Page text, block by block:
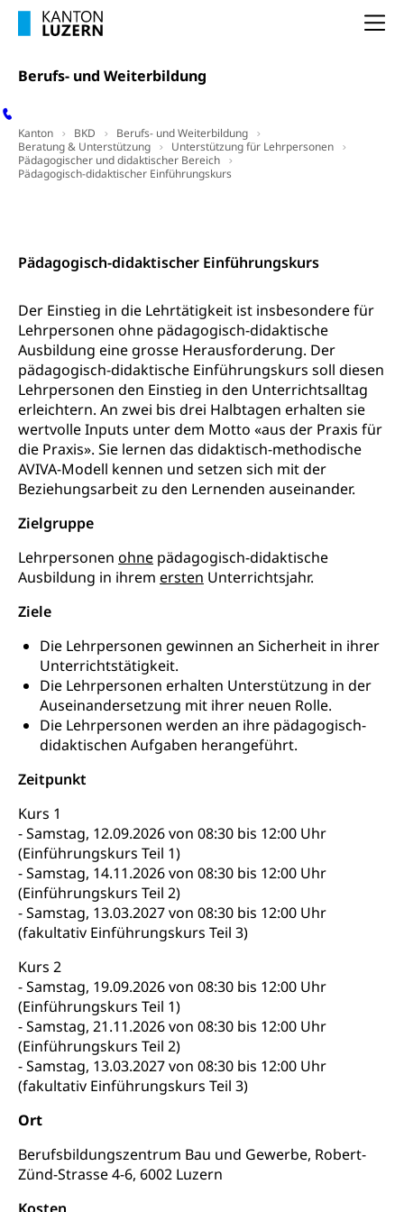
Berufs- und Weiterbildung
Kanton BKD
Berufs- und Weiterbildung
Beratung & Unterstützung
Unterstützung für Lehrpersonen
Pädagogischer und didaktischer Bereich
Pädagogisch-didaktischer Einführungskurs
Pädagogisch-didaktischer Einführungskurs
Der Einstieg in die Lehrtätigkeit ist insbesondere für
Lehrpersonen ohne pädagogisch-didaktische
Ausbildung eine grosse Herausforderung. Der
pädagogisch-didaktische Einführungskurs soll diesen
Lehrpersonen den Einstieg in den Unterrichtsalltag
erleichtern. An zwei bis drei Halbtagen erhalten sie
wertvolle Inputs unter dem Motto «aus der Praxis für
die Praxis». Sie lernen das didaktisch-methodische
AVIVA-Modell kennen und setzen sich mit der
Beziehungsarbeit zu den Lernenden auseinander.
Zielgruppe
Lehrpersonen ohne pädagogisch-didaktische
Ausbildung in ihrem ersten Unterrichtsjahr.
Ziele
Die Lehrpersonen gewinnen an Sicherheit in ihrer
Unterrichtstätigkeit.
Die Lehrpersonen erhalten Unterstützung in der
Auseinandersetzung mit ihrer neuen Rolle.
Die Lehrpersonen werden an ihre pädagogisch-
didaktischen Aufgaben herangeführt.
Zeitpunkt
Kurs 1
- Samstag, 12.09.2026 von 08:30 bis 12:00 Uhr
(Einführungskurs Teil 1)
- Samstag, 14.11.2026 von 08:30 bis 12:00 Uhr
(Einführungskurs Teil 2)
- Samstag, 13.03.2027 von 08:30 bis 12:00 Uhr
(fakultativ Einführungskurs Teil 3)
Kurs 2
- Samstag, 19.09.2026 von 08:30 bis 12:00 Uhr
(Einführungskurs Teil 1)
- Samstag, 21.11.2026 von 08:30 bis 12:00 Uhr
(Einführungskurs Teil 2)
- Samstag, 13.03.2027 von 08:30 bis 12:00 Uhr
(fakultativ Einführungskurs Teil 3)
Ort
Berufsbildungszentrum Bau und Gewerbe, Robert-
Zünd-Strasse 4-6, 6002 Luzern
Informatikmittelschule
FMS und Vollzeitschulen mit BM
Schulpflicht
Förderangebote
Sonderschulung
Früherziehung
Betreuungsangebote
Schulliste
Heilpädagogische Schulen
Freiwilliger Schulsport
Studienbeihilfe, Stipendien, Ausbildungsdarlehen
Finanzielle Unterstützung für Ausbildung
Fachstelle Stipendien (beruf.lu.ch)
Studienbeiträge Höhere Berufsbildung
Technische Hochschule, Studium,
Hochschulbildung, Hochschule, universitäre
Hochschule, Bachelor, Master, Doktorat,
Weiterbildung, Forschung, Entwicklung,
Dienstleistungen, Hochschule Luzern,
Hochschulen)
Universität Luzern
Fachstelle Hochschulbildung
Kindergarten, Kinderkrippe, Krippe, Kinderhort,
Kindertagesstätte, Spielgruppe, Tagesmutter,
Freiwilliges Kindergarten Jahr
Kinderbetreuung
Freiwilliges Kindergarten Jahr
Frühe Sprachförderung
Kindergarten & Basisstufe
Gesundheit und Soziales
Konsumentenschutz
Preisüberwachung, Preisüberwacher,
regionale Erschöpfung, nationale Erschöpfung,
internationale Erschöpfung, Preisabsprache, Kartell,
Verbraucherschutz
Krankenversicherung
Unfallversicherung, Berufsunfallversicherung,
Krankheit, Unfall, Prämienverbilligung,
Krankenkasse
Krankenversicherung (WAS Luzern)
Kranken- und Unfallversicherung
Lebensmittelsicherheit
sichere Lebensmittel, Lebensmittelkontrolle,
Lebensmittelhygiene, Produktesicherheit
Trinkwasser
Lebensmittel
Prävention
Gesundheitsvorsorge, Wellness, Unfallverhütung,
Suchtprävention, Alkoholprävention,
Tabakprävention, Primärprävention,
Sekundärprävention, Tertiärprävention
Darmkrebsvorsorge
Kantonales Tabakpräventionsprogramm
Gesundheitsförderung
Prävention (Polizei)
Suchtprävention
Gesundheitsversorgung
Soziale Sicherheit
Sozialversicherungen, Sozialpolitik,
Arbeitslosenversicherung,
Mutterschaftsversicherung, Krankenversicherung,
Unfallversicherung, Invalidenversicherung,
Sozialhilfe
Kranken- und Unfallversicherung
Existenzsicherung - Sozialhilfe
Sucht und Drogen
Drogenabhängigkeit, Drogensucht,
Medikamentenabhängigkeit,
Arzneimittelabhängigkeit, Suchtkrankheit,
Drogenabhängige, Drogensüchtige,
Betäubungsmittel, Suchtmittel, Psychopharmaka